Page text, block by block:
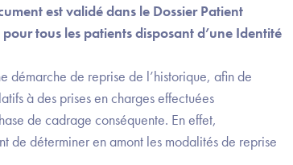
est validé dans le Dossier Patient
tous les patients disposant d’une Identité
démarche de reprise de l’historique, afin de
à des prises en charges effectuées
de cadrage conséquente. En effet,
de déterminer en amont les modalités de reprise